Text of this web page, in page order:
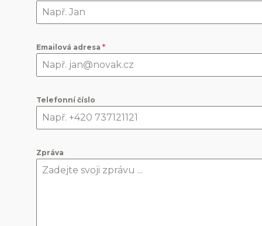
Emailová adresa *
Telefonní číslo
Zpráva